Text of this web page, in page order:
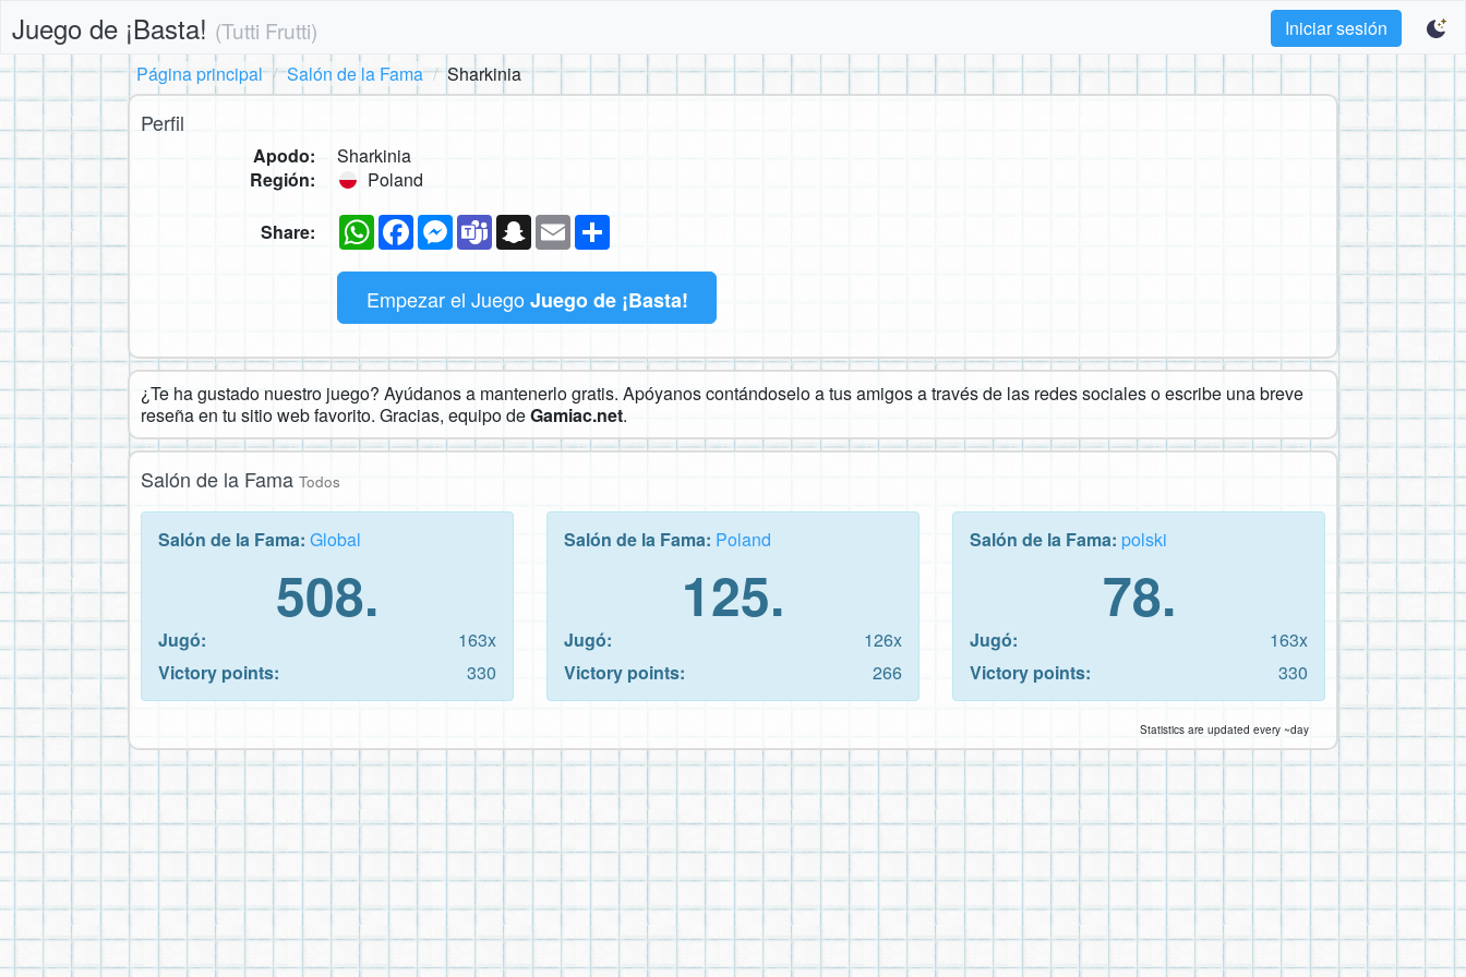
Juego de ¡Basta! (Tutti Frutti)
Iniciar sesión
Página principal
Salón de la Fama Sharkinia
Perfil
Apodo:
Sharkinia
Región:
Poland
Share: WhatsAppFacebookMessenger
TeamsSnapchat
Email
Empezar el Juego Juego de ¡Basta!
¿Te ha gustado nuestro juego? Ayúdanos a mantenerlo gratis. Apóyanos contándoselo a tus amigos a través de las redes sociales o escribe una breve
reseña en tu sitio web favorito. Gracias, equipo deGamiac.net.
Salón de la Fama Todos
Salón de la Fama: Global
508.
Jugó:
163x
Victory points:
330
Salón de la Fama: Poland
125.
Jugó:
126x
Victory points:
266
Salón de la Fama: polski
78.
Jugó:
163x
Victory points:
330
Statistics are updated every ~day